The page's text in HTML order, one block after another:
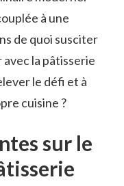
à une
de quoi susciter
avec la pâtisserie
le défi et à
cuisine ?
sur le